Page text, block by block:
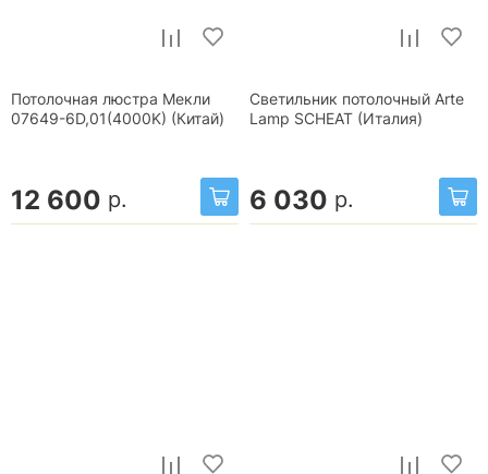
Потолочная люстра Мекли
07649-6D,01(4000K) (Китай)
12 600 р.
Светильник потолочный Arte
Lamp SCHEAT (Италия)
6 030 р.